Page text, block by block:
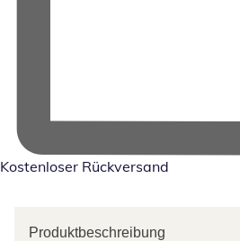
Kostenloser Rückversand
Produktbeschreibung